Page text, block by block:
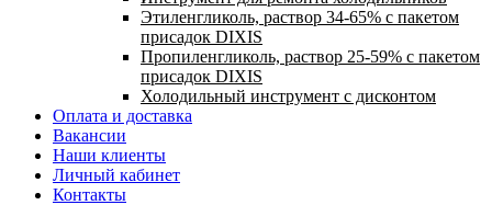
Этиленгликоль, раствор 34-65% с пакетом
присадок DIXIS
Пропиленгликоль, раствор 25-59% с пакетом
присадок DIXIS
Холодильный инструмент с дисконтом
Оплата и доставка
Вакансии
Наши клиенты
Личный кабинет
Контакты